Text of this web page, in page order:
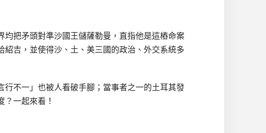
把矛頭對準沙國王儲薩勒曼，直指他是這樁命案
吉，並使得沙、土、美三國的政治、外交系統多
不一」也被人看破手腳；當事者之一的土耳其發
一起來看！